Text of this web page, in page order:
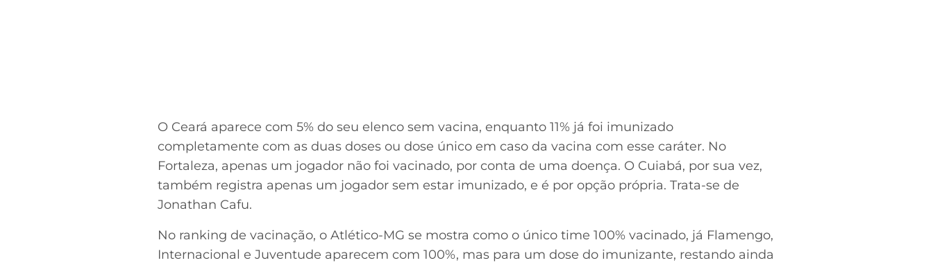
O Ceará aparece com 5% do seu elenco sem vacina, enquanto 11% já foi imunizado
completamente com as duas doses ou dose único em caso da vacina com esse caráter. No
Fortaleza, apenas um jogador não foi vacinado, por conta de uma doença. O Cuiabá, por sua vez,
também registra apenas um jogador sem estar imunizado, e é por opção própria. Trata-se de
Jonathan Cafu.
No ranking de vacinação, o Atlético-MG se mostra como o único time 100% vacinado, já Flamengo,
Internacional e Juventude aparecem com 100%, mas para um dose do imunizante, restando ainda